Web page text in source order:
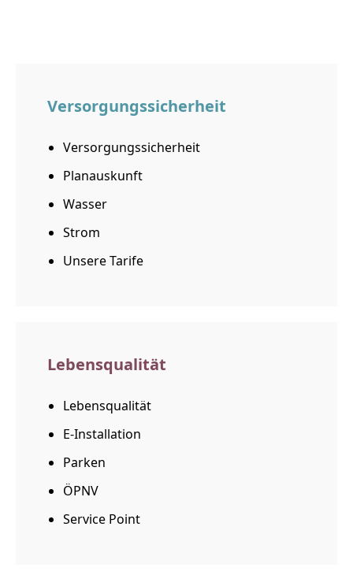
Versorgungssicherheit
Versorgungssicherheit
Planauskunft
Wasser
Strom
Unsere Tarife
Lebensqualität
Lebensqualität
E-Installation
Parken
ÖPNV
Service Point